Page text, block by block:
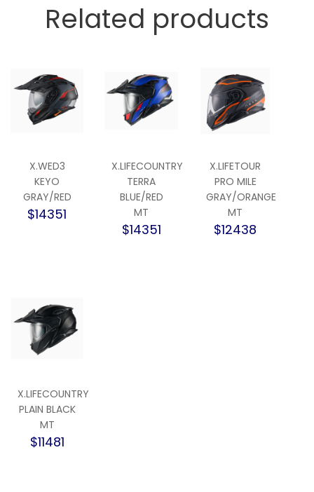
Related products
X.WED3
KEYO
GRAY/RED
$14351
X.LIFECOUNTRY
TERRA
BLUE/RED
MT
$14351
X.LIFETOUR
PRO MILE
GRAY/ORANGE
MT
$12438
X.LIFECOUNTRY
PLAIN BLACK
MT
$11481